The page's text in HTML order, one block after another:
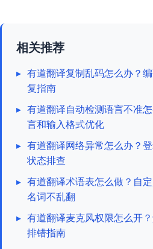
相关推荐
▸ 有道翻译复制乱码怎么办？
复指南
▸ 有道翻译自动检测语言不准
言和输入格式优化
▸ 有道翻译网络异常怎么办？
状态排查
▸ 有道翻译术语表怎么做？自
名词不乱翻
▸ 有道翻译麦克风权限怎么开
排错指南